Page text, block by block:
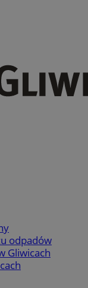
odpadów
Gliwicach